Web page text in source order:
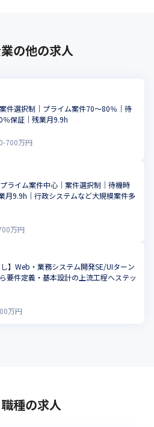
ンバー
まです。
の他の求人
案件選択制｜プライム案件70～80％｜待
保証｜残業月9.9h
-700万円
プライム案件中心｜案件選択制｜待機時
月9.9h｜行政システムなど大規模案件多
万円
】Web・業務システム開発SE/UIターン
件定義・基本設計の上流工程へステッ
万円
種の求人